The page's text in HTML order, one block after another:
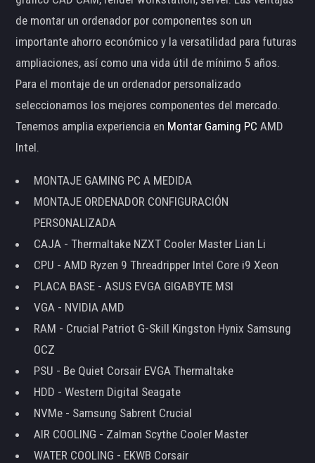
de montar un ordenador por componentes son un
importante ahorro económico y la versatilidad para futuras
ampliaciones, así como una vida útil de mínimo 5 años.
Para el montaje de un ordenador personalizado
seleccionamos los mejores componentes del mercado.
Tenemos amplia experiencia en Montar Gaming PC AMD
Intel.
MONTAJE GAMING PC A MEDIDA
MONTAJE ORDENADOR CONFIGURACIÓN
PERSONALIZADA
CAJA - Thermaltake NZXT Cooler Master Lian Li
CPU - AMD Ryzen 9 Threadripper Intel Core i9 Xeon
PLACA BASE - ASUS EVGA GIGABYTE MSI
VGA - NVIDIA AMD
RAM - Crucial Patriot G-Skill Kingston Hynix Samsung
OCZ
PSU - Be Quiet Corsair EVGA Thermaltake
HDD - Western Digital Seagate
NVMe - Samsung Sabrent Crucial
AIR COOLING - Zalman Scythe Cooler Master
WATER COOLING - EKWB Corsair